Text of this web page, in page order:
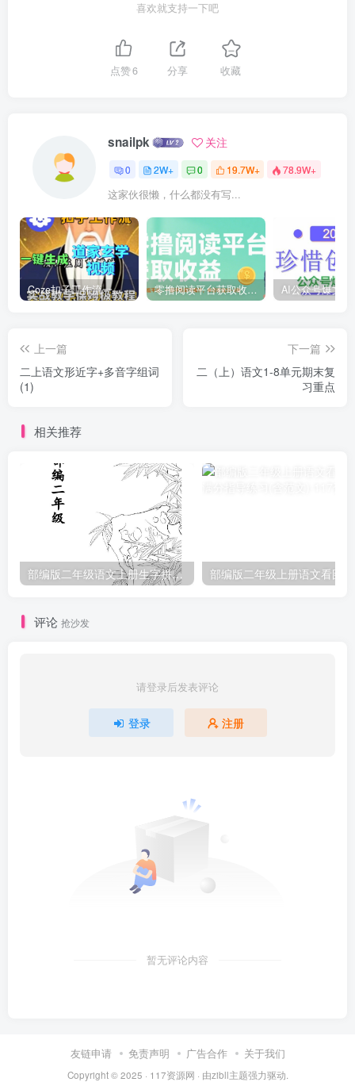
喜欢就支持一下吧
点赞6 分享 收藏
snailpk 关注
0 2W+ 0 19.7W+ 78.9W+
这家伙很懒，什么都没有写...
Coze扣子工作流一键生成道家玄学短视频，实战保姆级教程 零撸阅读平台获取收益，最新无门槛平台，一部手机即可操作，单日收益50-3张【揭秘】
上一篇
二上语文形近字+多音字组词
(1)
下一篇
二（上）语文1-8单元期末复
习重点
相关推荐
部编版二年级语文上册生字拼音组词
评论 抢沙发
请登录后发表评论
登录 注册
暂无评论内容
友链申请 免责声明 广告合作 关于我们
Copyright © 2025 · 117资源网 · 由zibll主题强力驱动.